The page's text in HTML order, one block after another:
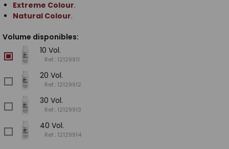
Extreme Colour.
Natural Colour.
Volume disponibles:
10 Vol.
Ref.: 12129911
20 Vol.
Ref.: 12129912
30 Vol.
Ref.: 12129913
40 Vol.
Ref.: 12129914